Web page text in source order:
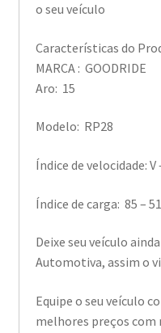
o seu veículo
Características do
MARCA : GOODRIDE
Aro: 15
Modelo: RP28
Índice de velocidade:
Índice de carga: 85 –
Deixe seu veículo
Automotiva, assim o
Equipe o seu veículo
melhores preços com